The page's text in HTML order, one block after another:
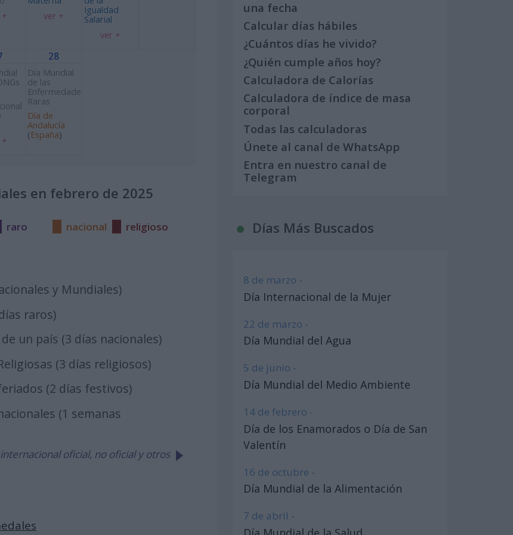
ver +
Igualdad
Salarial
ver +
28
Día Mundial
de las
Enfermedades
Raras
Día de
Andalucía
(España)
en febrero de 2025
raro nacional
religioso
y Mundiales)
raros)
un país (3 días nacionales)
(3 días religiosos)
(2 días festivos)
(1 semanas
oficial, no oficial y otros
una fecha
Calcular días hábiles
¿Cuántos días he vivido?
¿Quién cumple años hoy?
Calculadora de Calorías
Calculadora de índice de masa
corporal
Todas las calculadoras
Únete al canal de WhatsApp
Entra en nuestro canal de
Telegram
Días Más Buscados
8 de marzo -
Día Internacional de la Mujer
22 de marzo -
Día Mundial del Agua
5 de junio -
Día Mundial del Medio Ambiente
14 de febrero -
Día de los Enamorados o Día de San
Valentín
16 de octubre -
Día Mundial de la Alimentación
7 de abril -